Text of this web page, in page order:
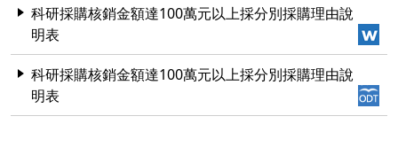
科研採購核銷金額達100萬元以上採分別採購理由說
明表
科研採購核銷金額達100萬元以上採分別採購理由說
明表